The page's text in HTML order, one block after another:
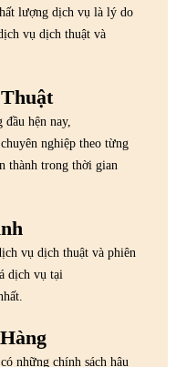
lượng dịch vụ là lý do
vụ dịch thuật và
hện nay,
nghiệp theo từng
thành trong thời gian
vụ dịch thuật và phiên
dịch vụ tại
những chính sách hậu